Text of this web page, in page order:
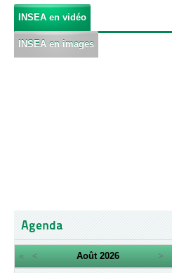
INSEA en vidéo
INSEA en images
Agenda
« < Août 2026 >